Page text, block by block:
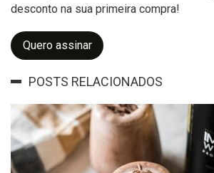
desconto na sua primeira compra!
Quero assinar
POSTS RELACIONADOS